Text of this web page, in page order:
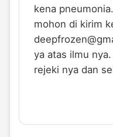
kena
mohon di kirim
ya atas ilmu
rejeki nya dan